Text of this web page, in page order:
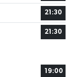
21:30
21:30
19:00